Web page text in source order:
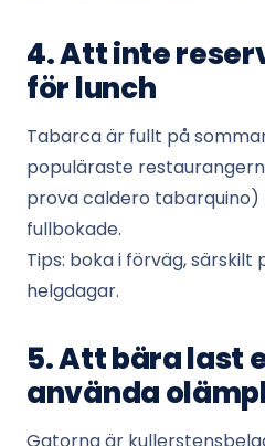
4. Att inte
för lunch
Tabarca är fullt på
populäraste
prova caldero
fullbokade.
Tips: boka i förväg, särskilt
helgdagar.
5. Att bära last
använda